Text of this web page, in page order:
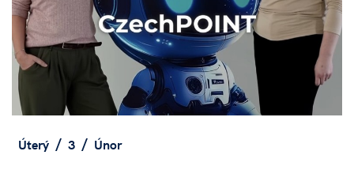
Úterý 3 Únor